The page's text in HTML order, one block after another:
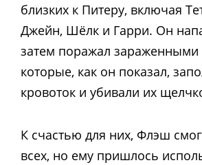
близких к Питеру, включая
Джейн, Шёлк и Гарри. Он
затем поражал зараженными
которые, как он показал,
кровоток и убивали их
К счастью для них, Флэш
всех, но ему пришлось